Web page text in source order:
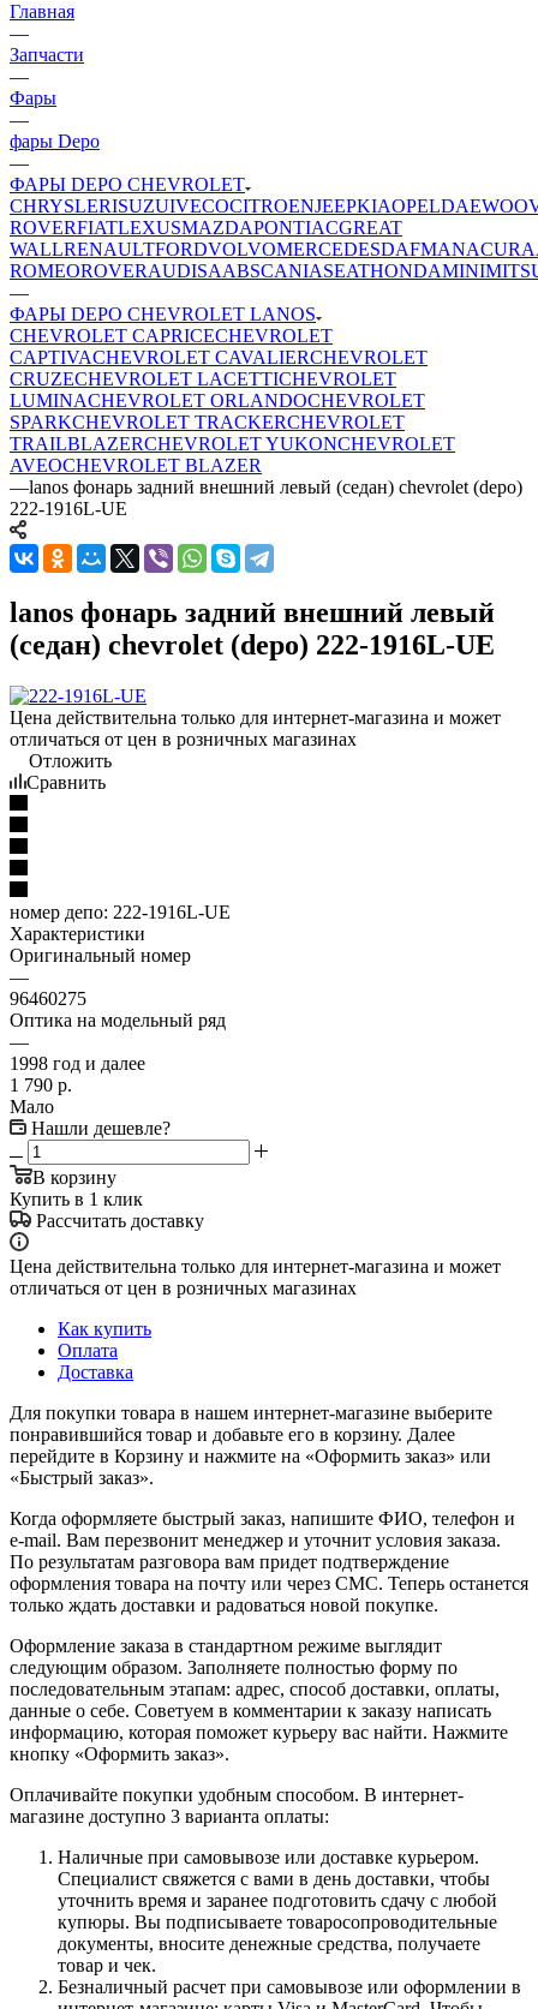
Главная
—
Запчасти
—
Фары
—
фары Depo
—
ФАРЫ DEPO CHEVROLET
CHRYSLERISUZUIVECOCITROENJEEPKIAOPELDAEWOO
ROVERFIATLEXUSMAZDAPONTIACGREAT
WALLRENAULTFORDVOLVOMERCEDESDAFMANACURA
ROMEOROVERAUDISAABSCANIASEATHONDAMINI
—
ФАРЫ DEPO CHEVROLET LANOS
CHEVROLET CAPRICECHEVROLET
CAPTIVACHEVROLET CAVALIERCHEVROLET
CRUZECHEVROLET LACETTICHEVROLET
LUMINACHEVROLET ORLANDOCHEVROLET
SPARKCHEVROLET TRACKERCHEVROLET
TRAILBLAZERCHEVROLET YUKONCHEVROLET
AVEOCHEVROLET BLAZER
—lanos фонарь задний внешний левый (седан) chevrolet (depo)
222-1916L-UE
lanos фонарь задний внешний левый
(седан) chevrolet (depo) 222-1916L-UE
Цена действительна только для интернет-магазина и может
отличаться от цен в розничных магазинах
Отложить
Сравнить
номер депо: 222-1916L-UE
Характеристики
Оригинальный номер
—
96460275
Оптика на модельный ряд
—
1998 год и далее
1 790 р.
Мало
Нашли дешевле?
В корзину
Купить в 1 клик
Рассчитать доставку
Цена действительна только для интернет-магазина и может
отличаться от цен в розничных магазинах
Как купить
Оплата
Доставка
Для покупки товара в нашем интернет-магазине выберите
понравившийся товар и добавьте его в корзину. Далее
перейдите в Корзину и нажмите на «Оформить заказ» или
«Быстрый заказ».
Когда оформляете быстрый заказ, напишите ФИО, телефон и
e-mail. Вам перезвонит менеджер и уточнит условия заказа.
По результатам разговора вам придет подтверждение
оформления товара на почту или через СМС. Теперь останется
только ждать доставки и радоваться новой покупке.
Оформление заказа в стандартном режиме выглядит
следующим образом. Заполняете полностью форму по
последовательным этапам: адрес, способ доставки, оплаты,
данные о себе. Советуем в комментарии к заказу написать
информацию, которая поможет курьеру вас найти. Нажмите
кнопку «Оформить заказ».
Оплачивайте покупки удобным способом. В интернет-
магазине доступно 3 варианта оплаты:
Наличные при самовывозе или доставке курьером.
Специалист свяжется с вами в день доставки, чтобы
уточнить время и заранее подготовить сдачу с любой
купюры. Вы подписываете товаросопроводительные
документы, вносите денежные средства, получаете
товар и чек.
Безналичный расчет при самовывозе или оформлении в